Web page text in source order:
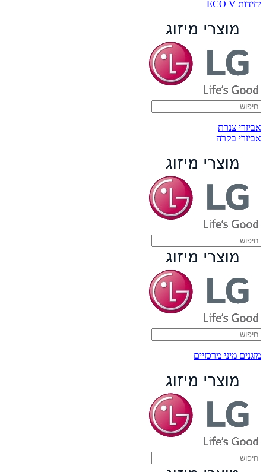
יחידות ECO V
אביזרי צנרת
אביזרי בקרה
מזגנים מיני מרכזיים